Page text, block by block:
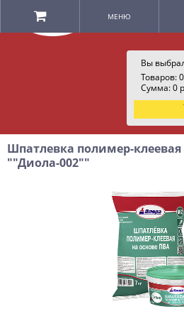
Вы
Товаров:0
Сумма:0
МЕНЮ
Шпатлевка полимер-
""Диола-002""